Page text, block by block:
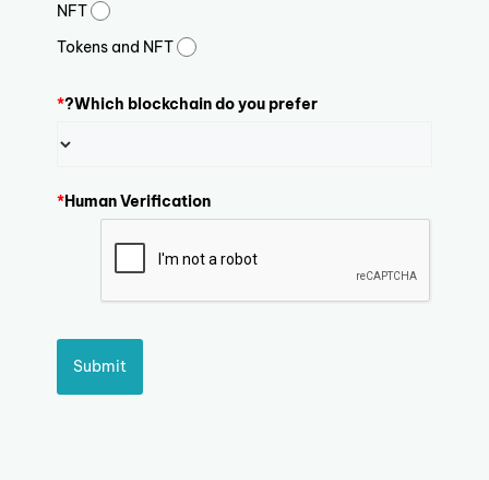
NFT
Tokens and NFT
Which blockchain do you prefer?
*
Human Verification
*
Submit